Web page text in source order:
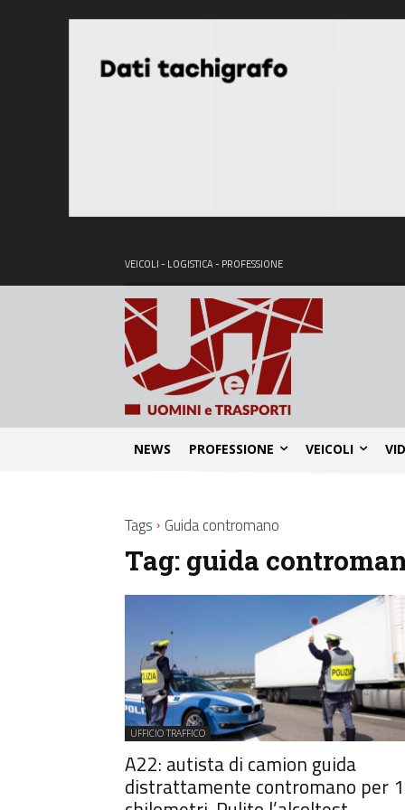
VEICOLI - LOGISTICA - PROFESSIONE
NEWS PROFESSIONE VEICOLI
Tags Guida contromano
Tag: guida
UFFICIO TRAFFICO
A22: autista di camion guida
distrattamente contromano per